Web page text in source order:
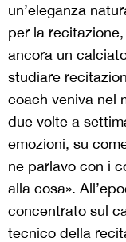
un’eleganza
per la
ancora un
studiare
coach veniva nel
due volte a
emozioni, su
ne parlavo con i
alla cosa».
concentrato sul
tecnico della